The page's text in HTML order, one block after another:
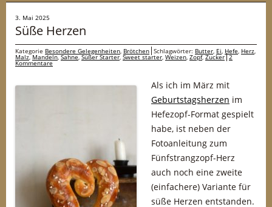
3. Mai 2025
Süße Herzen
Kategorie Besondere Gelegenheiten, Brötchen Schlagwörter: Butter, Ei, Hefe, Herz,
Malz,Mandeln,Sahne,Süßer Starter, Sweet starter, Weizen, Zopf,Zucker 2
Kommentare
Als ich im März mit
Geburtstagsherzen im
Hefezopf-Format gespielt
habe, ist neben der
Fotoanleitung zum
Fünfstrangzopf-Herz
auch noch eine zweite
(einfachere) Variante für
süße Herzen entstanden.